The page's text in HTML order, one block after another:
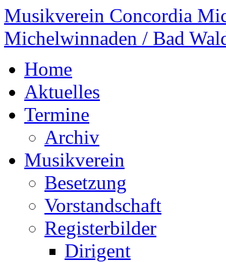
Musikverein Concordia
Michelwinnaden / Bad
Home
Aktuelles
Termine
Archiv
Musikverein
Besetzung
Vorstandschaft
Registerbilder
Dirigent